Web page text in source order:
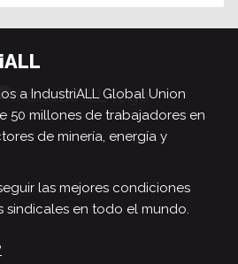
a IndustriALL Global Union
50 millones de trabajadores en
de minería, energía y
las mejores condiciones
sindicales en todo el mundo.